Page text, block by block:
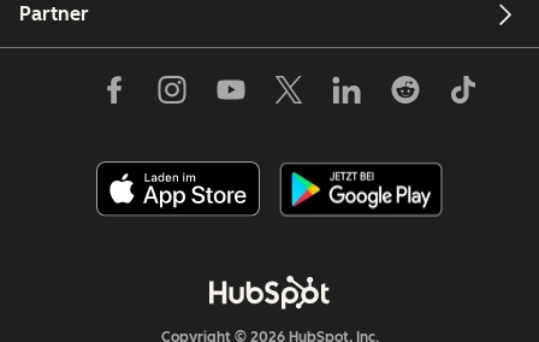
Partner
Copyright © 2026 HubSpot, Inc.